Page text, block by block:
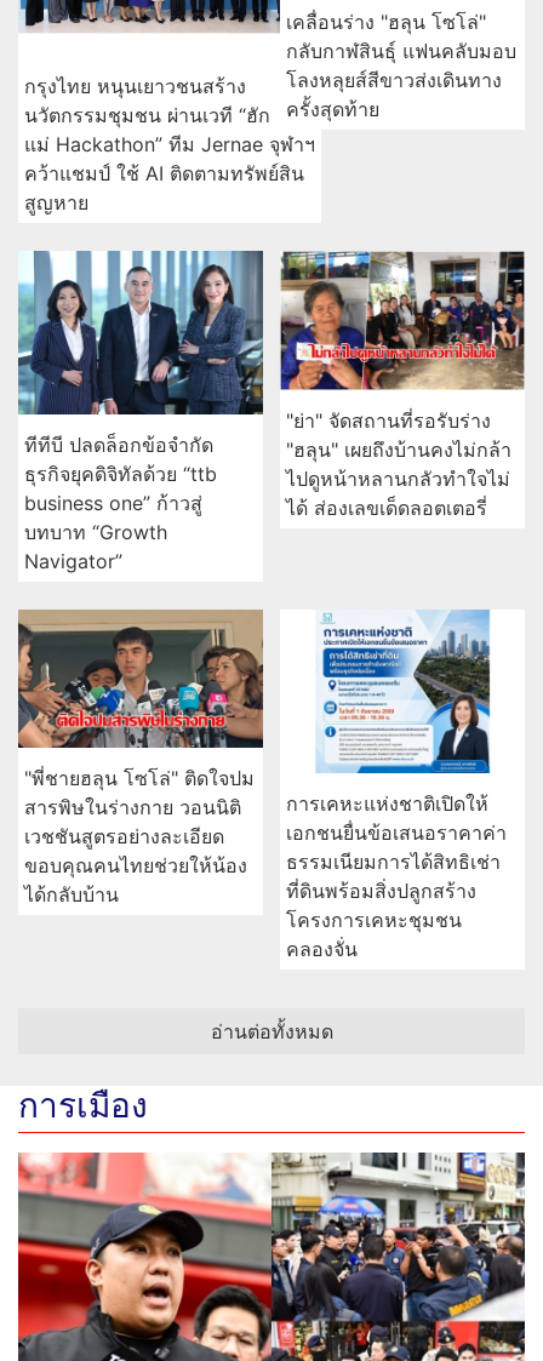
ทีทีบี ปลดล็อกข้อจำกัด
ธุรกิจยุคดิจิทัลด้วย “ttb
บทบาท “Growth
Navigator”
"ย่า" จัดสถานที่รอรับร่าง
"ฮลุน" เผยถึงบ้านคงไม่กล้า
"พี่ชายฮลุน โซโล่" ติดใจปม
สารพิษในร่างกาย วอนนิติ
เวชชันสูตรอย่างละเอียด
ได้กลับบ้าน
ที่ดินพร้อมสิ่งปลูกสร้าง
โครงการเคหะชุมชน
คลองจั่น
อ่านต่อทั้งหมด
การเมือง
ไม่เคลียร์ ไม่คุย ! “พลพีร์” บุกจับโรงแรมนอมินีจีน แฉกลาง
วงสื่อ! เจ้าของร้านโทร “ขอเคลียร์” อ้างจ่ายเป็นงวดให้เจ้า
หน้าที่รัฐแล้ว ก่อนโดนสวน “ผิดคือผิด กฎหมายต้อง
ศักดิ์สิทธิ์” พร้อมตรวจสอบข้อเท็จจริง เร่งทลายทั้งขบวนการ